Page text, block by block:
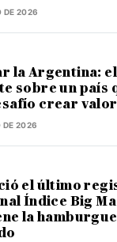
DE 2026
la Argentina:
sobre un país
crear valor
DE 2026
el último
Índice Big
la